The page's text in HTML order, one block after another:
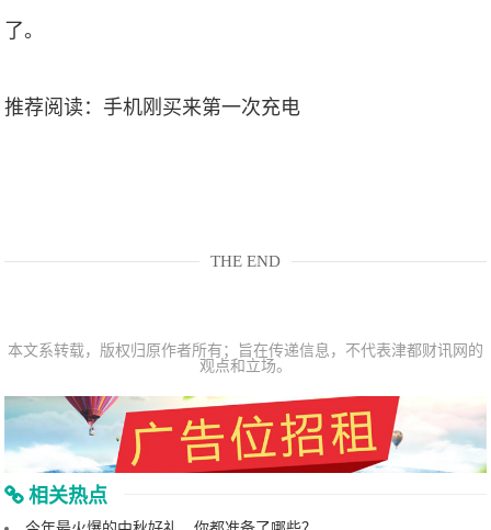
了。
推荐阅读： 手机刚买来第一次充电
THE END
本文系转载，版权归原作者所有；旨在传递信息，不代表津都财讯网的
观点和立场。
相关热点